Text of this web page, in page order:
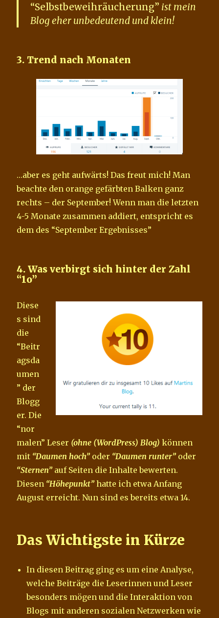
“Selbstbeweihräucherung” ist mein
Blog eher unbedeutend und klein!
3. Trend nach Monaten
…aber es geht aufwärts! Das freut mich! Man
beachte den orange gefärbten Balken ganz
rechts – der September! Wenn man die letzten
4-5 Monate zusammen addiert, entspricht es
dem des “September Ergebnisses”
4. Was verbirgt sich hinter der Zahl
“1o”
Diese
s sind
die
“Beitr
agsda
umen
” der
Blogg
er. Die
“nor
malen” Leser (ohne (WordPress) Blog) können
mit “Daumen hoch” oder “Daumen runter” oder
“Sternen” auf Seiten die Inhalte bewerten.
Diesen “Höhepunkt” hatte ich etwa Anfang
August erreicht. Nun sind es bereits etwa 14.
Das Wichtigste in Kürze
In diesen Beitrag ging es um eine Analyse,
welche Beiträge die Leserinnen und Leser
besonders mögen und die Interaktion von
Blogs mit anderen sozialen Netzwerken wie